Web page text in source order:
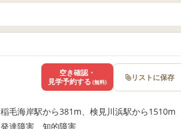
稲毛海岸駅から381m、検見川浜駅から1510m
発達障害 知的障害
空き確認・
見学予約する (無料) リストに保存